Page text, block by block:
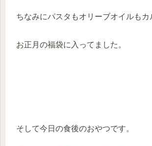
ちなみにパスタもオリーブオイルも
お正月の福袋に入ってました。
そして今日の食後のおやつです。